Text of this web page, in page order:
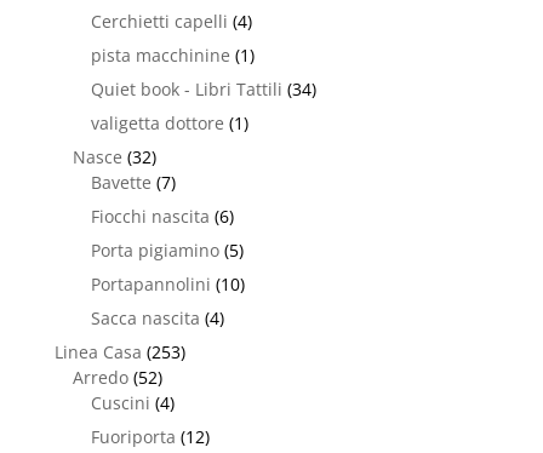
Cerchietti capelli (4)
pista macchinine (1)
Quiet book - Libri Tattili (34)
valigetta dottore (1)
Nasce (32)
Bavette (7)
Fiocchi nascita (6)
Porta pigiamino (5)
Portapannolini (10)
Sacca nascita (4)
Linea Casa (253)
Arredo (52)
Cuscini (4)
Fuoriporta (12)